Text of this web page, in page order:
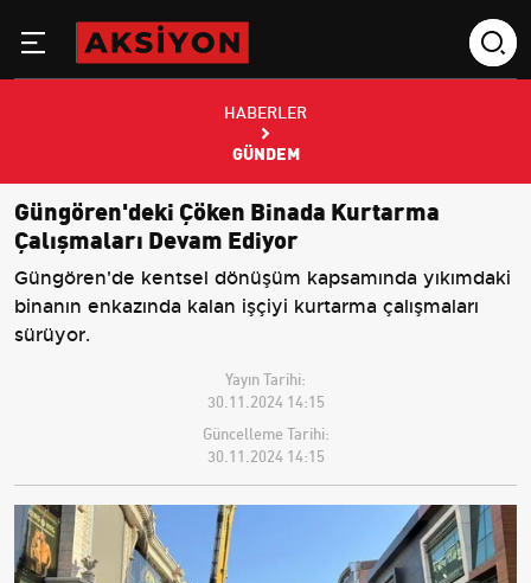
HABERLER
GÜNDEM
Güngören'deki Çöken Binada Kurtarma
Çalışmaları Devam Ediyor
Güngören'de kentsel dönüşüm kapsamında yıkımdaki
binanın enkazında kalan işçiyi kurtarma çalışmaları
sürüyor.
Yayın Tarihi:
30.11.2024 14:15
Güncelleme Tarihi:
30.11.2024 14:15